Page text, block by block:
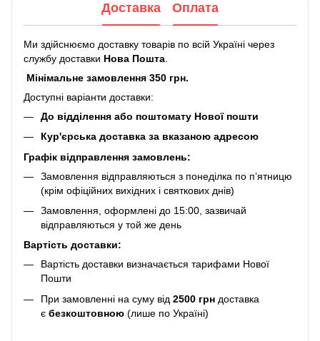
Доставка Оплата
Ми здійснюємо доставку товарів по всій Україні через
службу доставки Нова Пошта
Мінімальне замовлення 350 грн.
Доступні варіанти доставки:
До відділення або поштомату Нової пошти
Кур'єрська доставка за вказаною адресою
Графік відправлення замовлень:
Замовлення відправляються з понеділка по п’ятницю
(крім офіційних вихідних і святкових днів)
Замовлення, оформлені до 15:00, зазвичай
відправляються у той же день
Вартість доставки:
Вартість доставки визначається тарифами Нової
Пошти
При замовленні на суму від 2500 грн доставка
є безкоштовною (лише по Україні)